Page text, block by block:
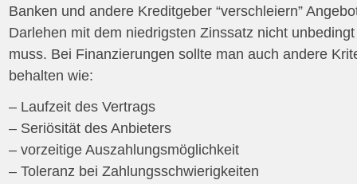
Banken und andere Kreditgeber “verschleiern”
Darlehen mit dem niedrigsten Zinssatz nicht
muss. Bei Finanzierungen sollte man auch andere
behalten wie:
– Laufzeit des Vertrags
– Seriösität des Anbieters
– vorzeitige Auszahlungsmöglichkeit
– Toleranz bei Zahlungsschwierigkeiten